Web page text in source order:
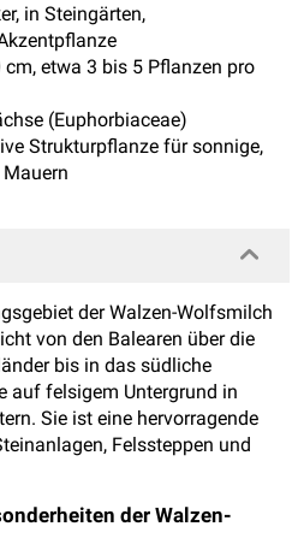
in Steingärten,
cm, etwa 3 bis 5 Pflanzen pro
(Euphorbiaceae)
Strukturpflanze für sonnige,
der Walzen-Wolfsmilch
von den Balearen über die
bis in das südliche
auf felsigem Untergrund in
Sie ist eine hervorragende
Felssteppen und
der Walzen-